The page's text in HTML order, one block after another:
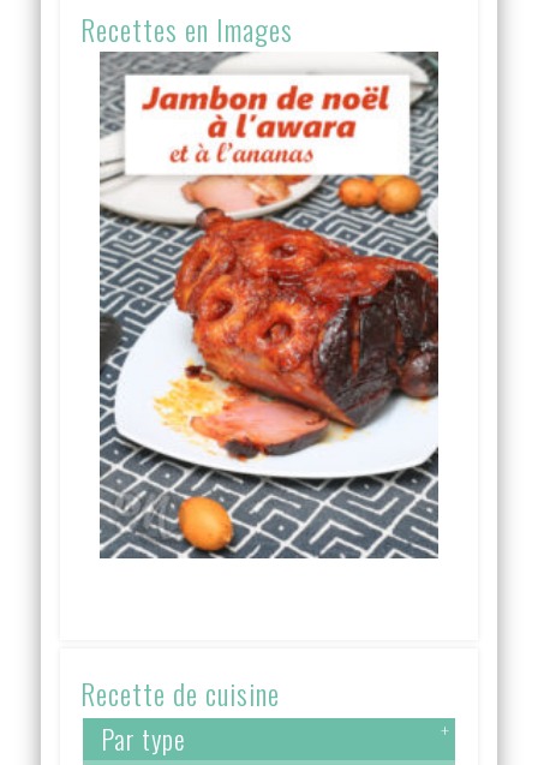
Recettes en Images
Recette de cuisine
Par type +